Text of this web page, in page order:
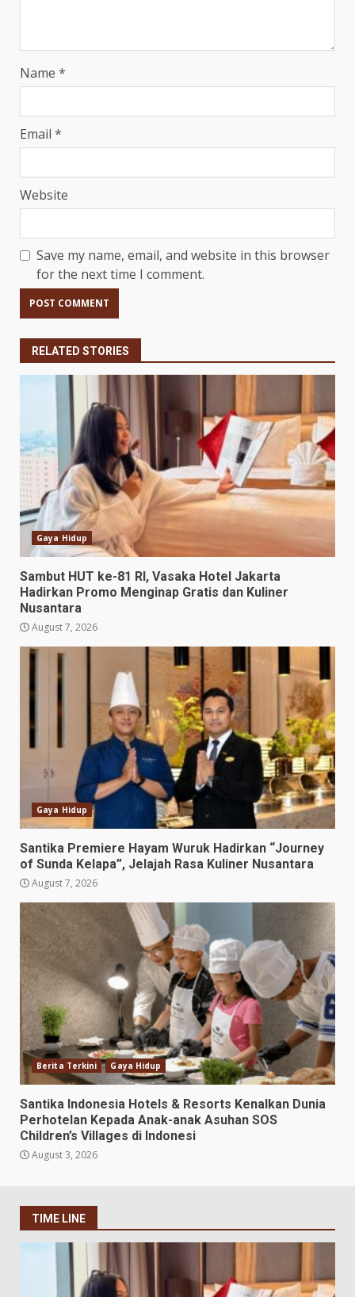
Name *
Email *
Website
Save my name, email, and website in this browser
for the next time I comment.
RELATED STORIES
Gaya Hidup
Sambut HUT ke-81 RI, Vasaka Hotel Jakarta
Hadirkan Promo Menginap Gratis dan Kuliner
Nusantara
August 7, 2026
Gaya Hidup
Santika Premiere Hayam Wuruk Hadirkan “Journey
of Sunda Kelapa”, Jelajah Rasa Kuliner Nusantara
August 7, 2026
Berita Terkini Gaya Hidup
Santika Indonesia Hotels & Resorts Kenalkan Dunia
Perhotelan Kepada Anak-anak Asuhan SOS
Children’s Villages di Indonesi
August 3, 2026
TIME LINE